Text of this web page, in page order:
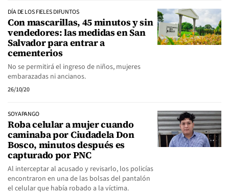
DÍA DE LOS FIELES DIFUNTOS
Con mascarillas, 45 minutos y sin
vendedores: las medidas en San
Salvador para entrar a
cementerios
No se permitirá el ingreso de niños, mujeres
embarazadas ni ancianos.
26/10/20
SOYAPANGO
Roba celular a mujer cuando
caminaba por Ciudadela Don
Bosco, minutos después es
capturado por PNC
Al interceptar al acusado y revisarlo, los policías
encontraron en una de las bolsas del pantalón
el celular que había robado a la víctima.